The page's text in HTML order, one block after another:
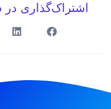
اشتراک‌گذاری